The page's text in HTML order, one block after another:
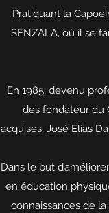
Pratiquant la
SENZALA, où il se
En 1985, devenu
des fondateur du
acquises, José Elias
Dans le but
en éducation
connaissances de